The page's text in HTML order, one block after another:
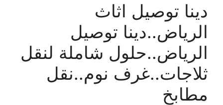
دينا توصيل اثاث
الرياض..دينا توصيل
الرياض..حلول شاملة لنقل
ثلاجات..غرف نوم..نقل
مطابخ